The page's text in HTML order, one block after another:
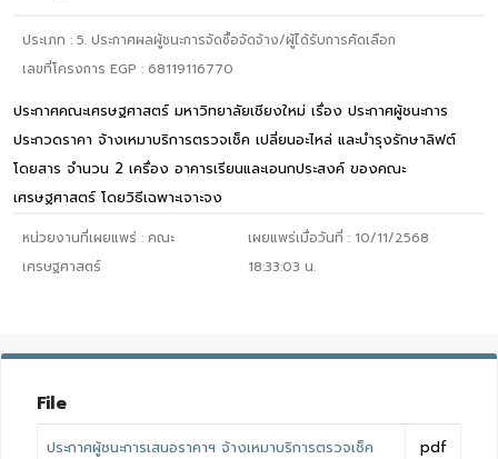
ประเภท : 5. ประกาศผลผู้ชนะการจัดซื้อจัดจ้าง/ผู้ได้รับการคัดเลือก
เลขที่โครงการ EGP : 68119116770
ประกาศคณะเศรษฐศาสตร์ มหาวิทยาลัยเชียงใหม่ เรื่อง ประกาศผู้ชนะการ
ประกวดราคา จ้างเหมาบริการตรวจเช็ค เปลี่ยนอะไหล่ และบำรุงรักษาลิฟต์
โดยสาร จำนวน 2 เครื่อง อาคารเรียนและเอนกประสงค์ ของคณะ
เศรษฐศาสตร์ โดยวิธีเฉพาะเจาะจง
หน่วยงานที่เผยแพร่ : คณะ
เศรษฐศาสตร์
เผยแพร่เมื่อวันที่ : 10/11/2568
18:33:03 น.
File
ประกาศผู้ชนะการเสนอราคาฯ จ้างเหมาบริการตรวจเช็ค
pdf